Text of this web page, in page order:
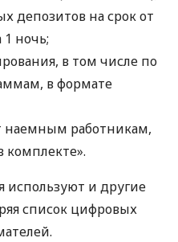
депозитов на срок от
ночь;
в том числе по
в формате
наемным работникам,
комплекте».
используют и другие
список цифровых